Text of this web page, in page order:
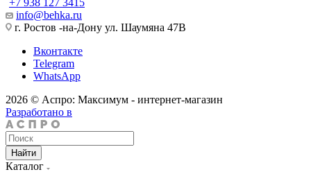
info@behka.ru
г. Ростов -на-Дону ул. Шаумяна 47В
Вконтакте
Telegram
WhatsApp
2026 © Аспро: Максимум - интернет-магазин
Разработано в
Найти
Каталог